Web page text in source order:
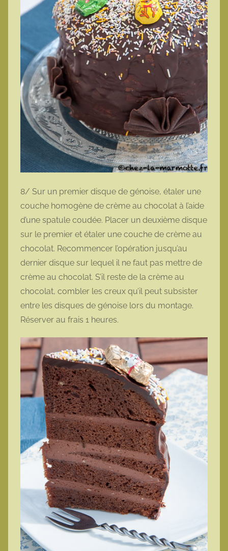
8/ Sur un premier disque de génoise, étaler une
couche homogène de crème au chocolat à l’aide
d’une spatule coudée. Placer un deuxième disque
sur le premier et étaler une couche de crème au
chocolat. Recommencer l’opération jusqu’au
dernier disque sur lequel il ne faut pas mettre de
crème au chocolat. S’il reste de la crème au
chocolat, combler les creux qu’il peut subsister
entre les disques de génoise lors du montage.
Réserver au frais 1 heures.